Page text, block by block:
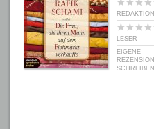
REDAKTION
LESER
EIGENE
REZENSION
SCHREIBEN